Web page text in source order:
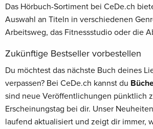
Das Hörbuch-Sortiment bei CeDe.ch
Auswahl an Titeln in verschiedenen
Arbeitsweg, das Fitnessstudio oder die
Zukünftige Bestseller vorbestellen
Du möchtest das nächste Buch deines
verpassen? Bei CeDe.ch kannst du
sind neue Veröffentlichungen pünktlich
Erscheinungstag bei dir. Unser
laufend aktualisiert und zeigt dir immer,